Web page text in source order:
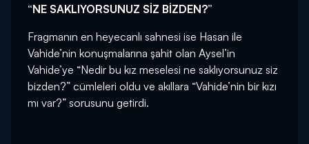
“NE SAKLIYORSUNUZ SİZ BİZDEN?”
Fragmanın en heyecanlı sahnesi ise Hasan ile
Vahide’nin konuşmalarına şahit olan Aysel’in
Vahide’ye “Nedir bu kız meselesi ne saklıyorsunuz siz
bizden?” cümleleri oldu ve akıllara “Vahide’nin bir kızı
mı var?” sorusunu getirdi.